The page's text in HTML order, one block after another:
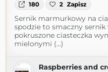
180 2 Zapisz
Sernik marmurkowy na
spodzie to smaczny sernik
pokruszone ciasteczka
mielonymi (...)
Raspberries and